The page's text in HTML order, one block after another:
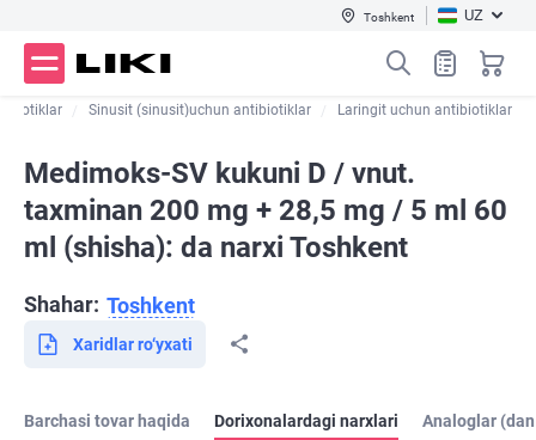
Toshkent UZ
Sinusit (sinusit)uchun antibiotiklar Laringit uchun antibiotiklar
Medimoks-SV kukuni D / vnut.
taxminan 200 mg + 28,5 mg / 5 ml 60
ml (shisha): da narxi Toshkent
Shahar: Toshkent
Xaridlar ro‘yxati
Barchasi tovar haqida Dorixonalardagi narxlari Analoglar